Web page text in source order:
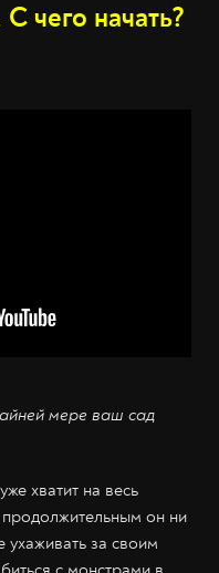
чего начать?
мере ваш сад
хватит на весь
он ни
за своим